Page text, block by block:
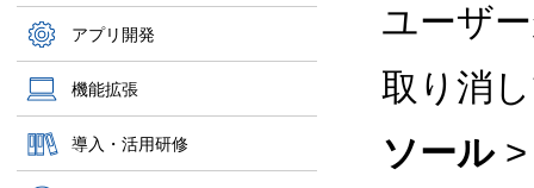
アプリ開発
機能拡張
導入・活用研修
ユーザ
取り消
ソール>